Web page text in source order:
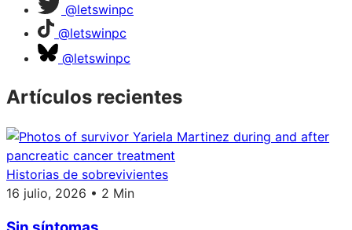
@letswinpc
@letswinpc
@letswinpc
Artículos recientes
Historias de sobrevivientes
16 julio, 2026 • 2 Min